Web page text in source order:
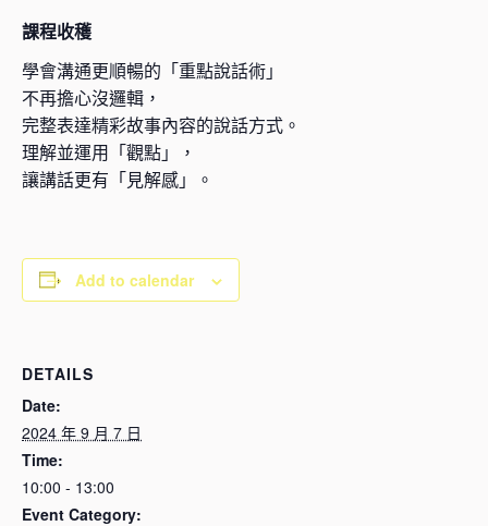
課程收穫
學會溝通更順暢的「重點說話術」
不再擔心沒邏輯，
完整表達精彩故事內容的說話方式。
理解並運用「觀點」，
讓講話更有「見解感」。
Add to calendar
DETAILS
Date:
2024 年 9 月 7 日
Time:
10:00 - 13:00
Event Category: